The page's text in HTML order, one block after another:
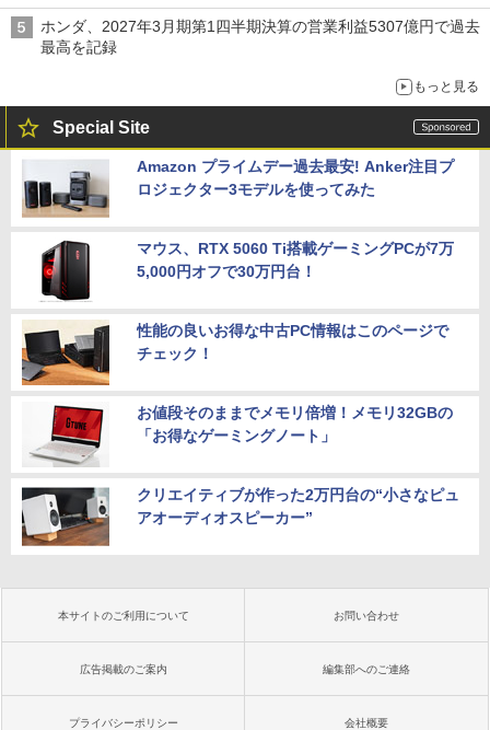
ホンダ、2027年3月期第1四半期決算の営業利益5307億円で過去
最高を記録
もっと見る
Special Site
Amazon プライムデー過去最安! Anker注目プ
ロジェクター3モデルを使ってみた
マウス、RTX 5060 Ti搭載ゲーミングPCが7万
5,000円オフで30万円台！
性能の良いお得な中古PC情報はこのページで
チェック！
お値段そのままでメモリ倍増！メモリ32GBの
「お得なゲーミングノート」
クリエイティブが作った2万円台の“小さなピュ
アオーディオスピーカー”
本サイトのご利用について お問い合わせ
広告掲載のご案内 編集部へのご連絡
プライバシーポリシー 会社概要